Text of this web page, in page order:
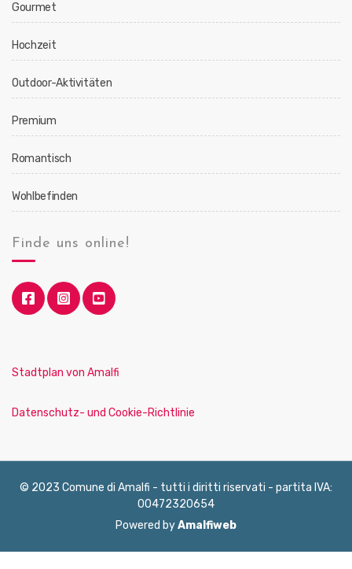
Gourmet
Hochzeit
Outdoor-Aktivitäten
Premium
Romantisch
Wohlbefinden
Finde uns online!
Stadtplan von Amalfi
Datenschutz- und Cookie-Richtlinie
© 2023 Comune di Amalfi - tutti i diritti riservati - partita IVA:
00472320654
Powered byAmalfiweb